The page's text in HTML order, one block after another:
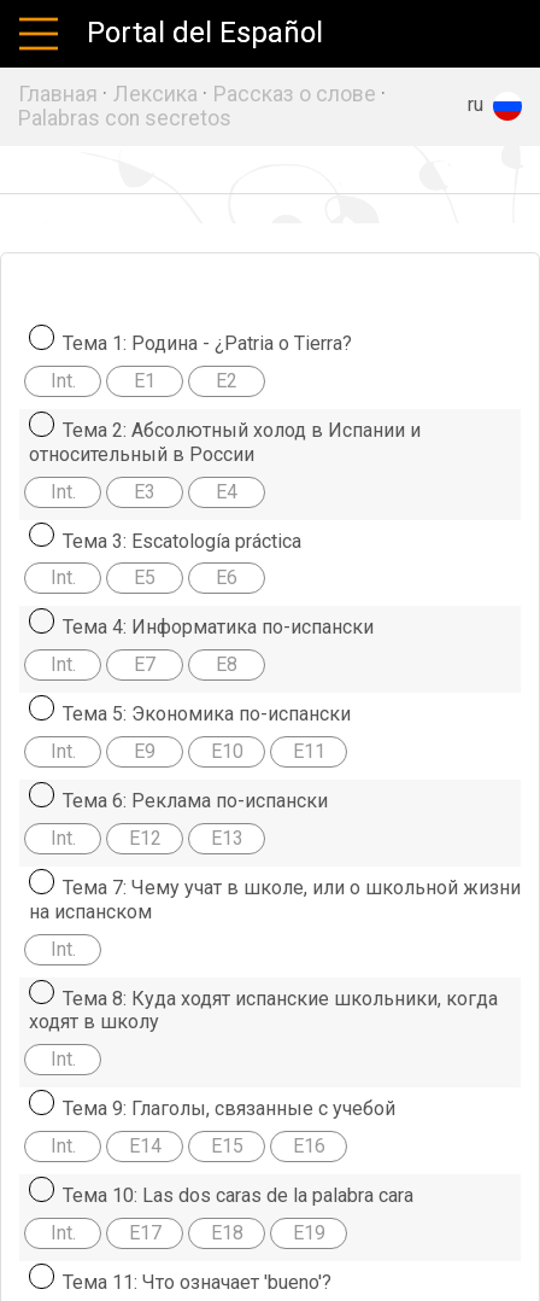
Portal del Español
Главная · Лексика · Рассказ о слове ·
Palabras con secretos
es ru
Тема 1: Родина - ¿Patria o Tierra?
Int.
E1 E2
Тема 2: Абсолютный холод в Испании и
относительный в России
Int.
E3 E4
Тема 3: Escatología práctica
Int.
E5 E6
Тема 4: Информатика по-испански
Int.
E7 E8
Тема 5: Экономика по-испански
Int.
E9 E10 E11
Тема 6: Реклама по-испански
Int.
E12 E13
Тема 7: Чему учат в школе, или о школьной жизни
на испанском
Int.
Тема 8: Куда ходят испанские школьники, когда
ходят в школу
Int.
Тема 9: Глаголы, связанные с учебой
Int.
E14 E15 E16
Тема 10: Las dos caras de la palabra cara
Int.
E17 E18 E19
Тема 11: Что означает 'bueno'?